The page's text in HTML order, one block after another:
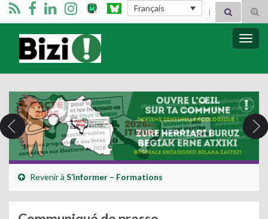
Français Search for:
Bizimugi
Revenir à S’informer – Formations